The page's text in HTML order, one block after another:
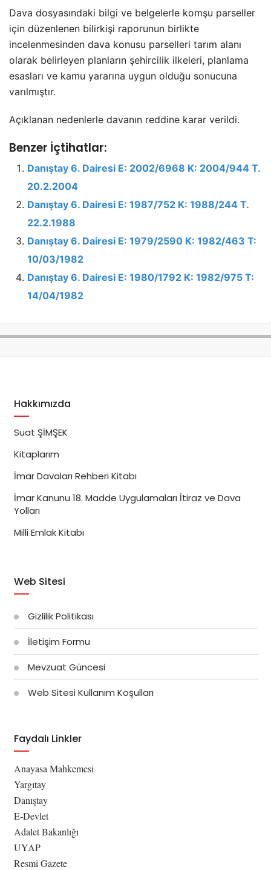
Dava dosyasındaki bilgi ve belgelerle komşu parseller
için düzenlenen bilirkişi raporunun birlikte
incelenmesinden dava konusu parselleri tarım alanı
olarak belirleyen planların şehircilik ilkeleri, planlama
esasları ve kamu yararına uygun olduğu sonucuna
varılmıştır.
Açıklanan nedenlerle davanın reddine karar verildi.
Benzer İçtihatlar:
Danıştay 6. Dairesi E: 2002/6968 K: 2004/944 T.
20.2.2004
Danıştay 6. Dairesi E: 1987/752 K: 1988/244 T.
22.2.1988
Danıştay 6. Dairesi E: 1979/2590 K: 1982/463 T:
10/03/1982
Danıştay 6. Dairesi E: 1980/1792 K: 1982/975 T:
14/04/1982
Hakkımızda
Suat ŞİMŞEK
Kitaplarım
İmar Davaları Rehberi Kitabı
İmar Kanunu 18. Madde Uygulamaları İtiraz ve Dava
Yolları
Milli Emlak Kitabı
Web Sitesi
Gizlilik Politikası
İletişim Formu
Mevzuat Güncesi
Web Sitesi Kullanım Koşulları
Faydalı Linkler
Anayasa Mahkemesi
Yargıtay
Danıştay
E-Devlet
Adalet Bakanlığı
UYAP
Resmi Gazete